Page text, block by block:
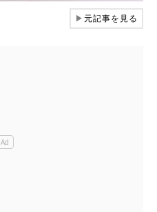
▶元記事を見る